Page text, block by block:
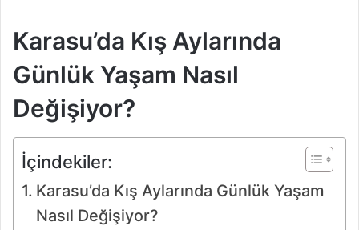
Karasu’da Kış Aylarında
Günlük Yaşam Nasıl
Değişiyor?
İçindekiler:
Karasu’da Kış Aylarında Günlük Yaşam
Nasıl Değişiyor?